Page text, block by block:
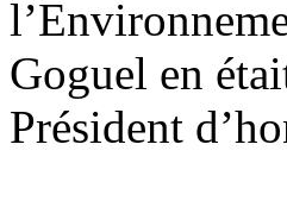
Goguel en
Président